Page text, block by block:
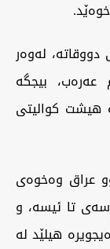
لەوەر
بیجگە
هیشت کوالیتی
عراق وەخوەی
تا ئیسە، و
هیلێد لە